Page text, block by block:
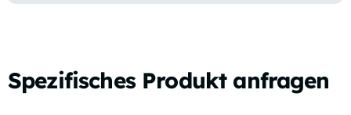
Spezifisches Produkt anfragen